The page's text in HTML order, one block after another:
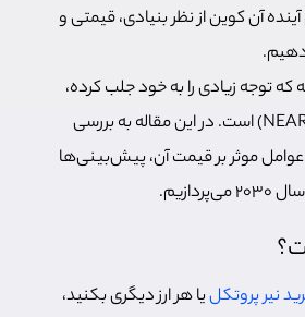
آن کوین از نظر بنیادی، قیمتی و
دهیم.
که توجه زیادی را به خود جلب کرده،
نیر پروتکل (NEAR Protocol) است. در این مقاله به بررسی
عوامل موثر بر قیمت آن، پیش‌بینی‌ها
نیر پروتکلیا هر ارز دیگری بکنید،